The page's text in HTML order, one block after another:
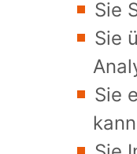
Sie
Sie
Sie
kann